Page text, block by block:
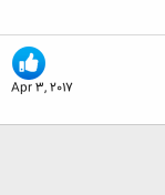
Apr 3, 2017